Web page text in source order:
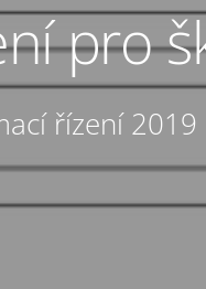
pro
řízení 2019